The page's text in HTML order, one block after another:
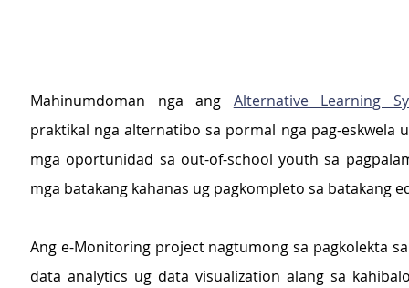
Mahinumdoman nga ang Alternative Learning
praktikal nga alternatibo sa pormal nga pag-eskwela
mga oportunidad sa out-of-school youth sa
mga batakang kahanas ug pagkompleto sa batakang
Ang e-Monitoring project nagtumong sa pagkolekta
data analytics ug data visualization alang sa